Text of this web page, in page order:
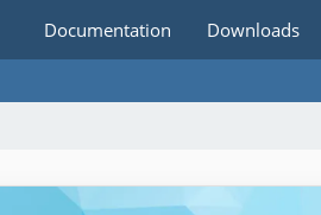
Documentation Downloads